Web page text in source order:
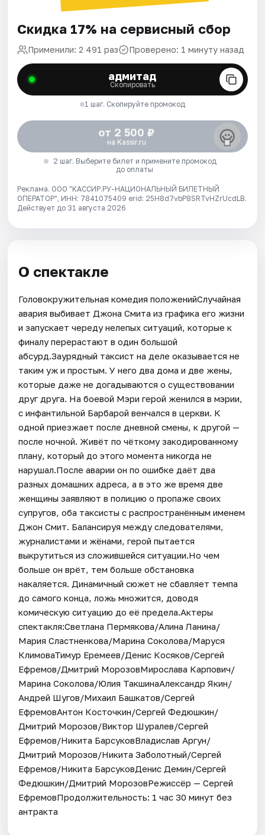
Скидка 17% на сервисный сбор
Применили: 2 491 раз Проверено: 1 минуту назад
адмитад
Скопировать
1 шаг. Скопируйте промокод
от 2 500 ₽
на Kassir.ru
2 шаг. Выберите билет и примените промокод
до оплаты
Реклама. ООО "КАССИР.РУ-НАЦИОНАЛЬНЫЙ БИЛЕТНЫЙ
ОПЕРАТОР", ИНН: 7841075409 erid: 25H8d7vbP8SRTvHZrUcdLB.
Действует до 31 августа 2026
О спектакле
Головокружительная комедия положенийСлучайная
авария выбивает Джона Смита из графика его жизни
и запускает череду нелепых ситуаций, которые к
финалу перерастают в один большой
абсурд.Заурядный таксист на деле оказывается не
таким уж и простым. У него два дома и две жены,
которые даже не догадываются о существовании
друг друга. На боевой Мэри герой женился в мэрии,
с инфантильной Барбарой венчался в церкви. К
одной приезжает после дневной смены, к другой —
после ночной. Живёт по чёткому закодированному
плану, который до этого момента никогда не
нарушал.После аварии он по ошибке даёт два
разных домашних адреса, а в это же время две
женщины заявляют в полицию о пропаже своих
супругов, оба таксисты с распространённым именем
Джон Смит. Балансируя между следователями,
журналистами и жёнами, герой пытается
выкрутиться из сложившейся ситуации.Но чем
больше он врёт, тем больше обстановка
накаляется. Динамичный сюжет не сбавляет темпа
до самого конца, ложь множится, доводя
комическую ситуацию до её предела.Актеры
спектакля:Светлана Пермякова/Алина Ланина/
Мария Сластненкова/Марина Соколова/Маруся
КлимоваТимур Еремеев/Денис Косяков/Сергей
Ефремов/Дмитрий МорозовМирослава Карпович/
Марина Соколова/Юлия ТакшинаАлександр Якин/
Андрей Шугов/Михаил Башкатов/Сергей
ЕфремовАнтон Косточкин/Сергей Федюшкин/
Дмитрий Морозов/Виктор Шуралев/Сергей
Ефремов/Никита БарсуковВладислав Аргун/
Дмитрий Морозов/Никита Заболотный/Сергей
Ефремов/Никита БарсуковДенис Демин/Сергей
Федюшкин/Дмитрий МорозовРежиссёр — Сергей
ЕфремовПродолжительность: 1 час 30 минут без
антракта